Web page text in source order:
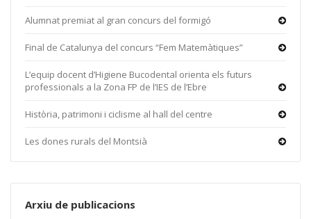
Alumnat premiat al gran concurs del formigó
Final de Catalunya del concurs “Fem Matemàtiques”
L’equip docent d’Higiene Bucodental orienta els futurs
professionals a la Zona FP de l’IES de l’Ebre
Història, patrimoni i ciclisme al hall del centre
Les dones rurals del Montsià
Arxiu de publicacions